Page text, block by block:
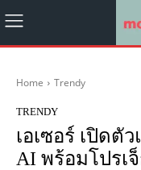
Home Trendy
TRENDY
เอเซอร์ เปิดตั
AI พร้อมโปรเ